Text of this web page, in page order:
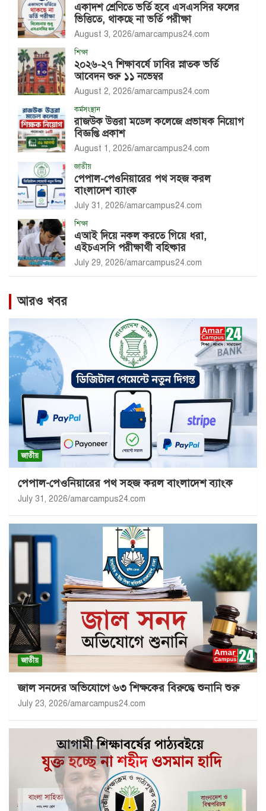
একাদশ শ্রেণিতে ভর্তি হবে এসএসসির ফলের
ভিত্তিতে, থাকছে না ভর্তি পরীক্ষা
August 3, 2026 amarcampus24.com
শিক্ষা
২০২৬-২৭ শিক্ষাবর্ষে ঢাবির স্নাতক ভর্তি
আবেদন শুরু ১১ নভেম্বর
August 2, 2026 amarcampus24.com
কর্মসংস্থান
রাজউক উত্তরা মডেল কলেজে প্রভাষক নিয়োগ
বিজ্ঞপ্তি প্রকাশ
August 1, 2026 amarcampus24.com
জাতীয়
পেপাল-পেওনিয়ারের পথ সহজ করল
বাংলাদেশ ব্যাংক
July 31, 2026 amarcampus24.com
শিক্ষা
এআই দিয়ে নকল করতে গিয়ে ধরা,
এইচএসসি পরীক্ষার্থী বহিষ্কার
July 29, 2026 amarcampus24.com
আরও খবর
জাতীয়
পেপাল-পেওনিয়ারের পথ সহজ করল বাংলাদেশ ব্যাংক
July 31, 2026 amarcampus24.com
জাতীয়
জাল সনদের অভিযোগে ৬৩ শিক্ষকের বিরুদ্ধে শুনানি শুরু
July 23, 2026 amarcampus24.com